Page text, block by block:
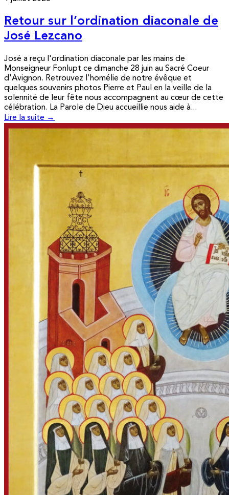
Retour sur l’ordination diaconale de
José Lezcano
José a reçu l'ordination diaconale par les mains de
Monseigneur Fonlupt ce dimanche 28 juin au Sacré Coeur
d'Avignon. Retrouvez l'homélie de notre évêque et
quelques souvenirs photos Pierre et Paul en la veille de la
solennité de leur fête nous accompagnent au cœur de cette
célébration. La Parole de Dieu accueillie nous aide à...
Lire la suite →